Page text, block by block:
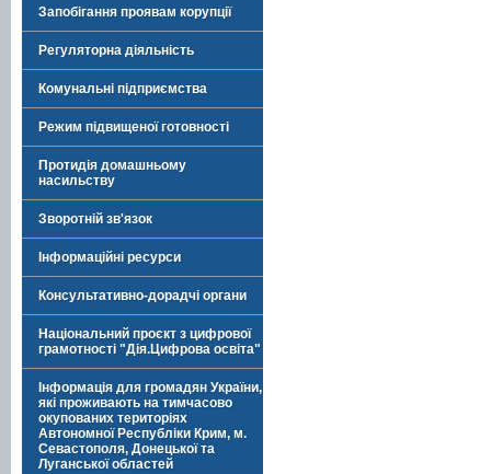
Запобігання проявам корупції
Регуляторна діяльність
Комунальні підприємства
Режим підвищеної готовності
Протидія домашньому
насильству
Зворотній зв'язок
Інформаційні ресурси
Консультативно-дорадчі органи
Національний проєкт з цифрової
грамотності "Дія.Цифрова освіта"
Інформація для громадян України,
які проживають на тимчасово
окупованих територіях
Автономної Республіки Крим, м.
Севастополя, Донецької та
Луганської областей